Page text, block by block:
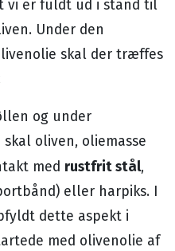
vi er fuldt ud i stand til
Under den
skal der træffes
og under
oliven, oliemasse
med rustfrit stål,
eller harpiks. I
dette aspekt i
med olivenolie af